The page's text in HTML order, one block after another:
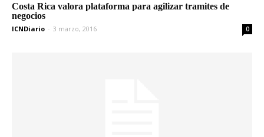
Costa Rica valora plataforma para agilizar tramites de
negocios
ICNDiario - 3 marzo, 2016 0